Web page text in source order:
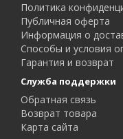
Политика
Публичная оферта
Информация о
Способы и условия
Гарантия и возврат
Служба поддержки
Обратная связь
Возврат товара
Карта сайта